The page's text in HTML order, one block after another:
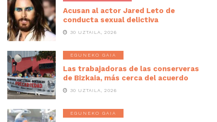
Acusan al actor Jared Leto de
conducta sexual delictiva
30 UZTAILA, 2026
EGUNEKO GAIA
Las trabajadoras de las conserveras
de Bizkaia, más cerca del acuerdo
30 UZTAILA, 2026
EGUNEKO GAIA